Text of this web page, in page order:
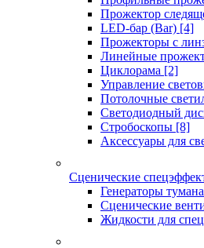
Прожектор
LED-бар (Bar) [4]
Прожекторы с
Линейные
Циклорама [2]
Управление
Потолочные
Светодиодный
Стробоскопы [8]
Аксессуары для
Сценические
Генераторы тумана
Сценические
Жидкости для